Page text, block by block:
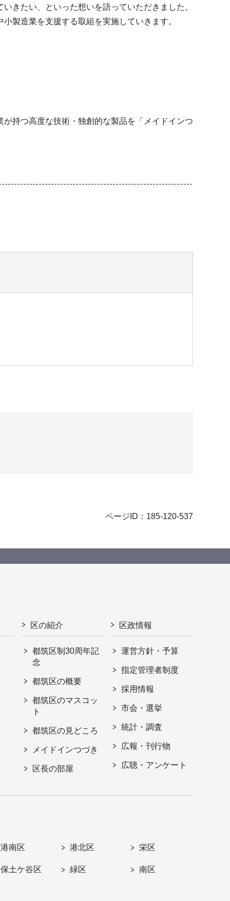
きたい、といった想いを語っていただきました。
製造業を支援する取組を実施していきます。
持つ高度な技術・独創的な製品を「メイドインつ
ページID：185-120-537
区の紹介
都筑区制30周年記
念
都筑区の概要
都筑区のマスコッ
ト
都筑区の見どころ
メイドインつづき
区長の部屋
区政情報
運営方針・予算
指定管理者制度
採用情報
市会・選挙
統計・調査
広報・刊行物
広聴・アンケート
港南区 港北区 栄区
保土ケ谷区 緑区 南区